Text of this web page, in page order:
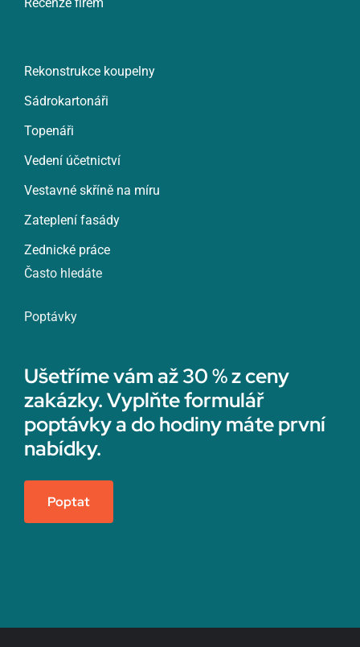
Rekonstrukce koupelny
Sádrokartonáři
Topenáři
Vedení účetnictví
Vestavné skříně na míru
Zateplení fasády
Zednické práce
Často hledáte
Poptávky
Ušetříme vám až 30 % z ceny
zakázky. Vyplňte formulář
poptávky a do hodiny máte první
nabídky.
Poptat